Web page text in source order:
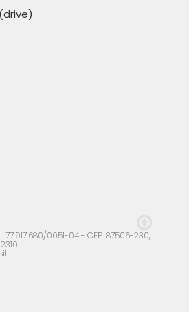
77.917.680/0051-04 - CEP: 87506-230,